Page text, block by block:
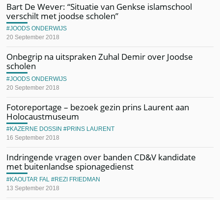
Bart De Wever: “Situatie van Genkse islamschool
verschilt met joodse scholen”
20 September 2018
JOODS ONDERWIJS
Onbegrip na uitspraken Zuhal Demir over Joodse
scholen
20 September 2018
JOODS ONDERWIJS
Fotoreportage – bezoek gezin prins Laurent aan
Holocaustmuseum
16 September 2018
KAZERNE DOSSIN PRINS LAURENT
Indringende vragen over banden CD&V kandidate
met buitenlandse spionagedienst
13 September 2018
KAOUTAR FAL REZI FRIEDMAN